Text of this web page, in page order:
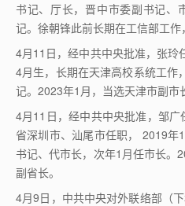
书记、厅长，晋中市委副书记、
记。徐朝锋此前长期在工信部工作
4月11日，经中共中央批准，张
4月生，长期在天津高校系统工作
记。2023年1月，当选天津市副市
4月11日，经中共中央批准，邹
省深圳市、汕尾市任职， 2019年
书记、代市长，次年1月任市长。
副省长。
4月9日，中共中央对外联络部（